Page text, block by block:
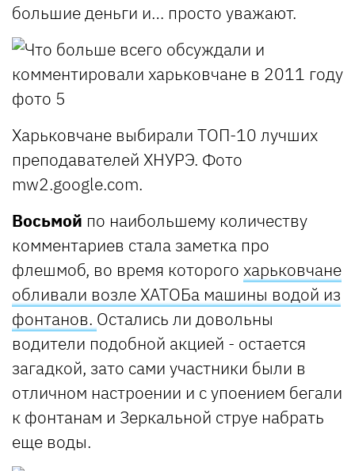
большие деньги и… просто уважают.
Харьковчане выбирали ТОП-10 лучших
преподавателей ХНУРЭ. Фото
mw2.google.com.
Восьмой по наибольшему количеству
комментариев стала заметка про
флешмоб, во время которого харьковчане
обливали возле ХАТОБа машины водой из
фонтанов. Остались ли довольны
водители подобной акцией - остается
загадкой, зато сами участники были в
отличном настроении и с упоением бегали
к фонтанам и Зеркальной струе набрать
еще воды.